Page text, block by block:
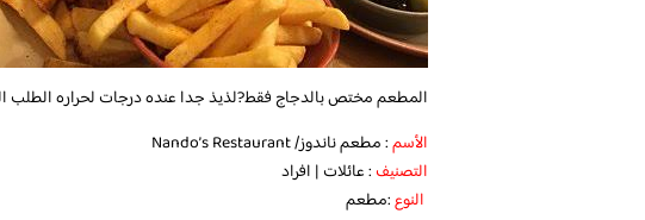
المطعم مختص بالدجاج فقط?لذيذ جدا عنده درجات لحراره الطلب
الأسم: مطعم ناندوز/ Nando’s Restaurant
التصنيف: عائلات | افراد
النوع:مطعم